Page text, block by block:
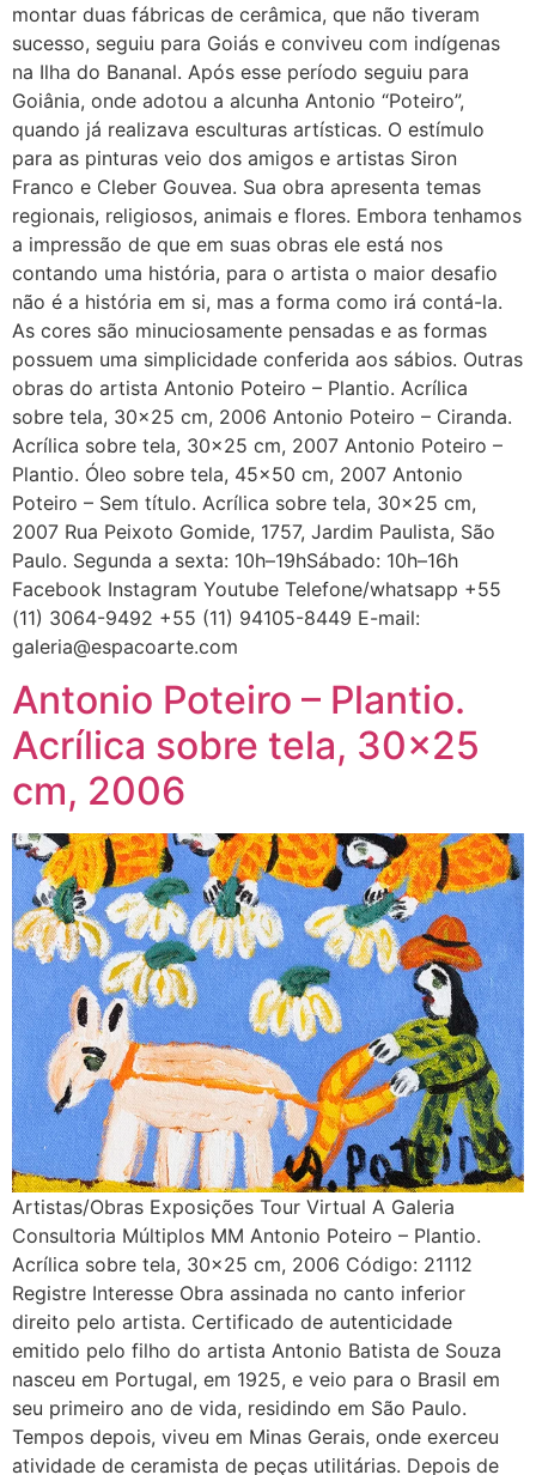
montar duas fábricas de cerâmica, que não tiveram
sucesso, seguiu para Goiás e conviveu com indígenas
na Ilha do Bananal. Após esse período seguiu para
Goiânia, onde adotou a alcunha Antonio “Poteiro”,
quando já realizava esculturas artísticas. O estímulo
para as pinturas veio dos amigos e artistas Siron
Franco e Cleber Gouvea. Sua obra apresenta temas
regionais, religiosos, animais e flores. Embora tenhamos
a impressão de que em suas obras ele está nos
contando uma história, para o artista o maior desafio
não é a história em si, mas a forma como irá contá-la.
As cores são minuciosamente pensadas e as formas
possuem uma simplicidade conferida aos sábios. Outras
obras do artista Antonio Poteiro – Plantio. Acrílica
sobre tela, 30×25 cm, 2006 Antonio Poteiro – Ciranda.
Acrílica sobre tela, 30×25 cm, 2007 Antonio Poteiro –
Plantio. Óleo sobre tela, 45×50 cm, 2007 Antonio
Poteiro – Sem título. Acrílica sobre tela, 30×25 cm,
2007 Rua Peixoto Gomide, 1757, Jardim Paulista, São
Paulo. Segunda a sexta: 10h–19hSábado: 10h–16h
Facebook Instagram Youtube Telefone/whatsapp +55
(11) 3064-9492 +55 (11) 94105-8449 E-mail:
galeria@espacoarte.com
Antonio Poteiro – Plantio.
Acrílica sobre tela, 30×25
cm, 2006
Artistas/Obras Exposições Tour Virtual A Galeria
Consultoria Múltiplos MM Antonio Poteiro – Plantio.
Acrílica sobre tela, 30×25 cm, 2006 Código: 21112
Registre Interesse Obra assinada no canto inferior
direito pelo artista. Certificado de autenticidade
emitido pelo filho do artista Antonio Batista de Souza
nasceu em Portugal, em 1925, e veio para o Brasil em
seu primeiro ano de vida, residindo em São Paulo.
Tempos depois, viveu em Minas Gerais, onde exerceu
atividade de ceramista de peças utilitárias. Depois de